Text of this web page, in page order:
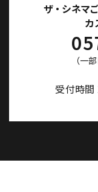
ザ・シネマ
カ
（一
受付時間